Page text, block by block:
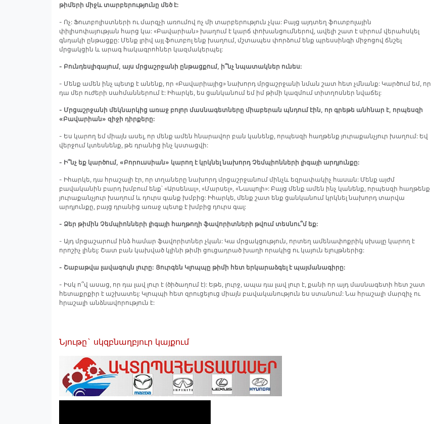
թիմերի միջև տարբերությունը մեծ է:
- Ոչ: Ֆուտբոլիստների ու մարզչի առումով ոչ մի տարբերություն չկա: Բայց այդտեղ ֆուտբոլային
փիլիսոփայության հարց կա: «Բավարիան» խաղում է կարճ փոխանցումներով, ավելի շատ է սիրում վերահսկել
գնդակի ընթացքը: Մենք լրիվ այլ ֆուտբոլ ենք խաղում, մշտապես փորձում ենք պրեսսինգի միջոցով ճնշել
մրցակցին և արագ հակագրոհներ կազմակերպել:
- Բունդեսլիգայում, այս մրցաշրջանի ընթացքում, ի՞նչ նպատակներ ունես:
- Մենք ամեն ինչ պետք է անենք, որ «Բավարիայից» նախորդ մրցաշրջանի նման շատ հետ չմնանք: Կարծում եմ, որ
դա մեր ուժերի սահմաններում է: Իհարկե, ես ցանկանում եմ իմ թիմի կազմում տիտղոսներ նվաճել:
- Մրցաշրջանի մեկնարկից առաջ բոլոր մասնագետները միաբերան պնդում էին, որ գրեթե անհնար է, որպեսզի
«Բավարիան» զիջի դիրքերը:
- Ես կարող եմ միայն ասել, որ մենք ամեն հնարավոր բան կանենք, որպեսզի հաղթենք յուրաքանչյուր խաղում: Եվ
վերջում կտեսնենք, թե դրանից ինչ կստացվի:
- Ի՞նչ եք կարծում, «Բորուսսիան» կարող է կրկնել նախորդ Չեմպիոնների լիգայի արդյունքը:
- Իհարկե, դա հրաշալի էր, որ տղաները նախորդ մրցաշրջանում մինչև եզրափակիչ հասան: Մենք այժմ
բավականին բարդ խմբում ենք՝ «Արսենալ», «Մարսել», «Նապոլի»: Բայց մենք ամեն ինչ կանենք, որպեսզի հաղթենք
յուրաքանչյուր խաղում և դուրս գանք խմբից: Իհարկե, մենք շատ ենք ցանկանում կրկնել նախորդ տարվա
արդյունքը, բայց դրանից առաջ պետք է խմբից դուրս գալ:
- Ձեր թիմին Չեմպիոնների լիգայի հաղթողի ֆավորիտների թվում տեսնու՞մ եք:
- Այդ մրցաշարում ինձ համար ֆավորիտներ չկան: Կա մրցակցություն, որտեղ ամենափոքրիկ սխալը կարող է
որոշիչ լինել: Շատ բան կախված կլինի թիմի ցուցադրած խաղի որակից ու կայուն ելույթներից:
- Շաբաթվա լավագույն լուրը: Յուրգեն Կլոպպը թիմի հետ երկարաձգել է պայմանագիրը:
- Իսկ ո՞վ ասաց, որ դա լավ լուր է (ծիծաղում է): Եթե, լուրջ, ապա դա լավ լուր է, քանի որ այդ մասնագետի հետ շատ
հետաքրքիր է աշխատել: Կլոպպի հետ զրուցելուց միայն բավականություն ես ստանում: Նա հրաշալի մարզիչ ու
հրաշալի անձնավորություն է:
Նյութը` սկզբնաղբյուր կայքում